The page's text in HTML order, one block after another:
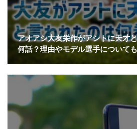
アオアシ大友栄作がアシトに天才
何話？理由やモデル選手についても